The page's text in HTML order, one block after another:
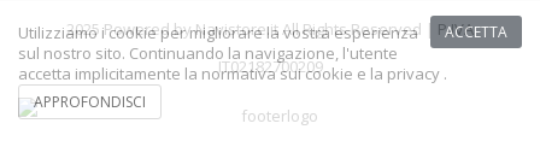
2025 Powered by Navistore.it All Rights Reserved | P.IVA
IT02182700209
ACCETTA
Utilizziamo i cookie per migliorare la vostra esperienza
sul nostro sito. Continuando la navigazione, l'utente
accetta implicitamente la normativa sui cookie e la privacy .
APPROFONDISCI